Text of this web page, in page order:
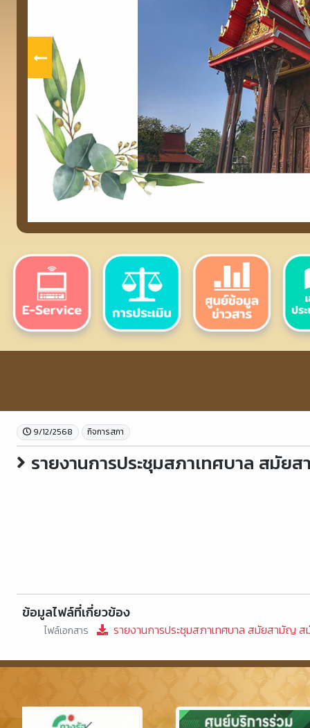
9/12/2568 กิจการสภา
รายงานการประชุมสภาเทศบาล สมัย
ข้อมูลไฟล์ที่เกี่ยวข้อง
ไฟล์เอกสาร รายงานการประชุมสภาเทศบาล สมัยสามัญ